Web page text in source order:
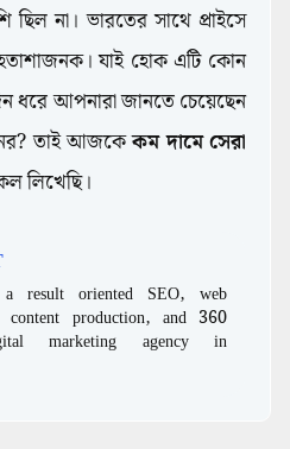
না। ভারতের সাথে প্রাইসে
যাই হোক এটি কোন
ধরে আপনারা জানতে চেয়েছেন
তাই আজকেকম দামে সেরা
লিখেছি।
result oriented SEO, web
content production, and 360
marketing agency in